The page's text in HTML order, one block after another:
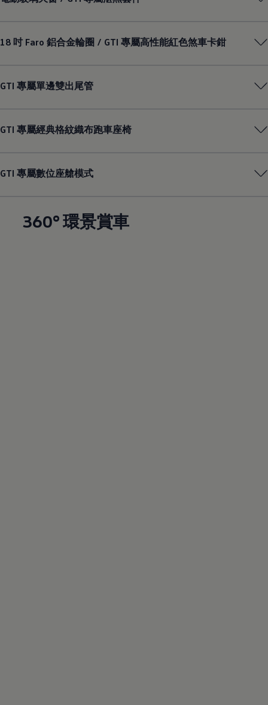
18 吋 Faro 鋁合金輪圈 / GTI 專屬高性能紅色煞車卡鉗
GTI 專屬單邊雙出尾管
GTI 專屬經典格紋織布跑車座椅
GTI 專屬數位座艙模式
360° 環景賞車